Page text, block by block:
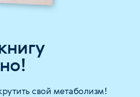
свой метаболизм!